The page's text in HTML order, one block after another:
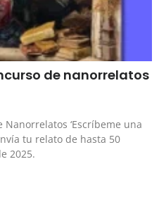
de nanorrelatos
Nanorrelatos ‘Escríbeme una
tu relato de hasta 50
2025.